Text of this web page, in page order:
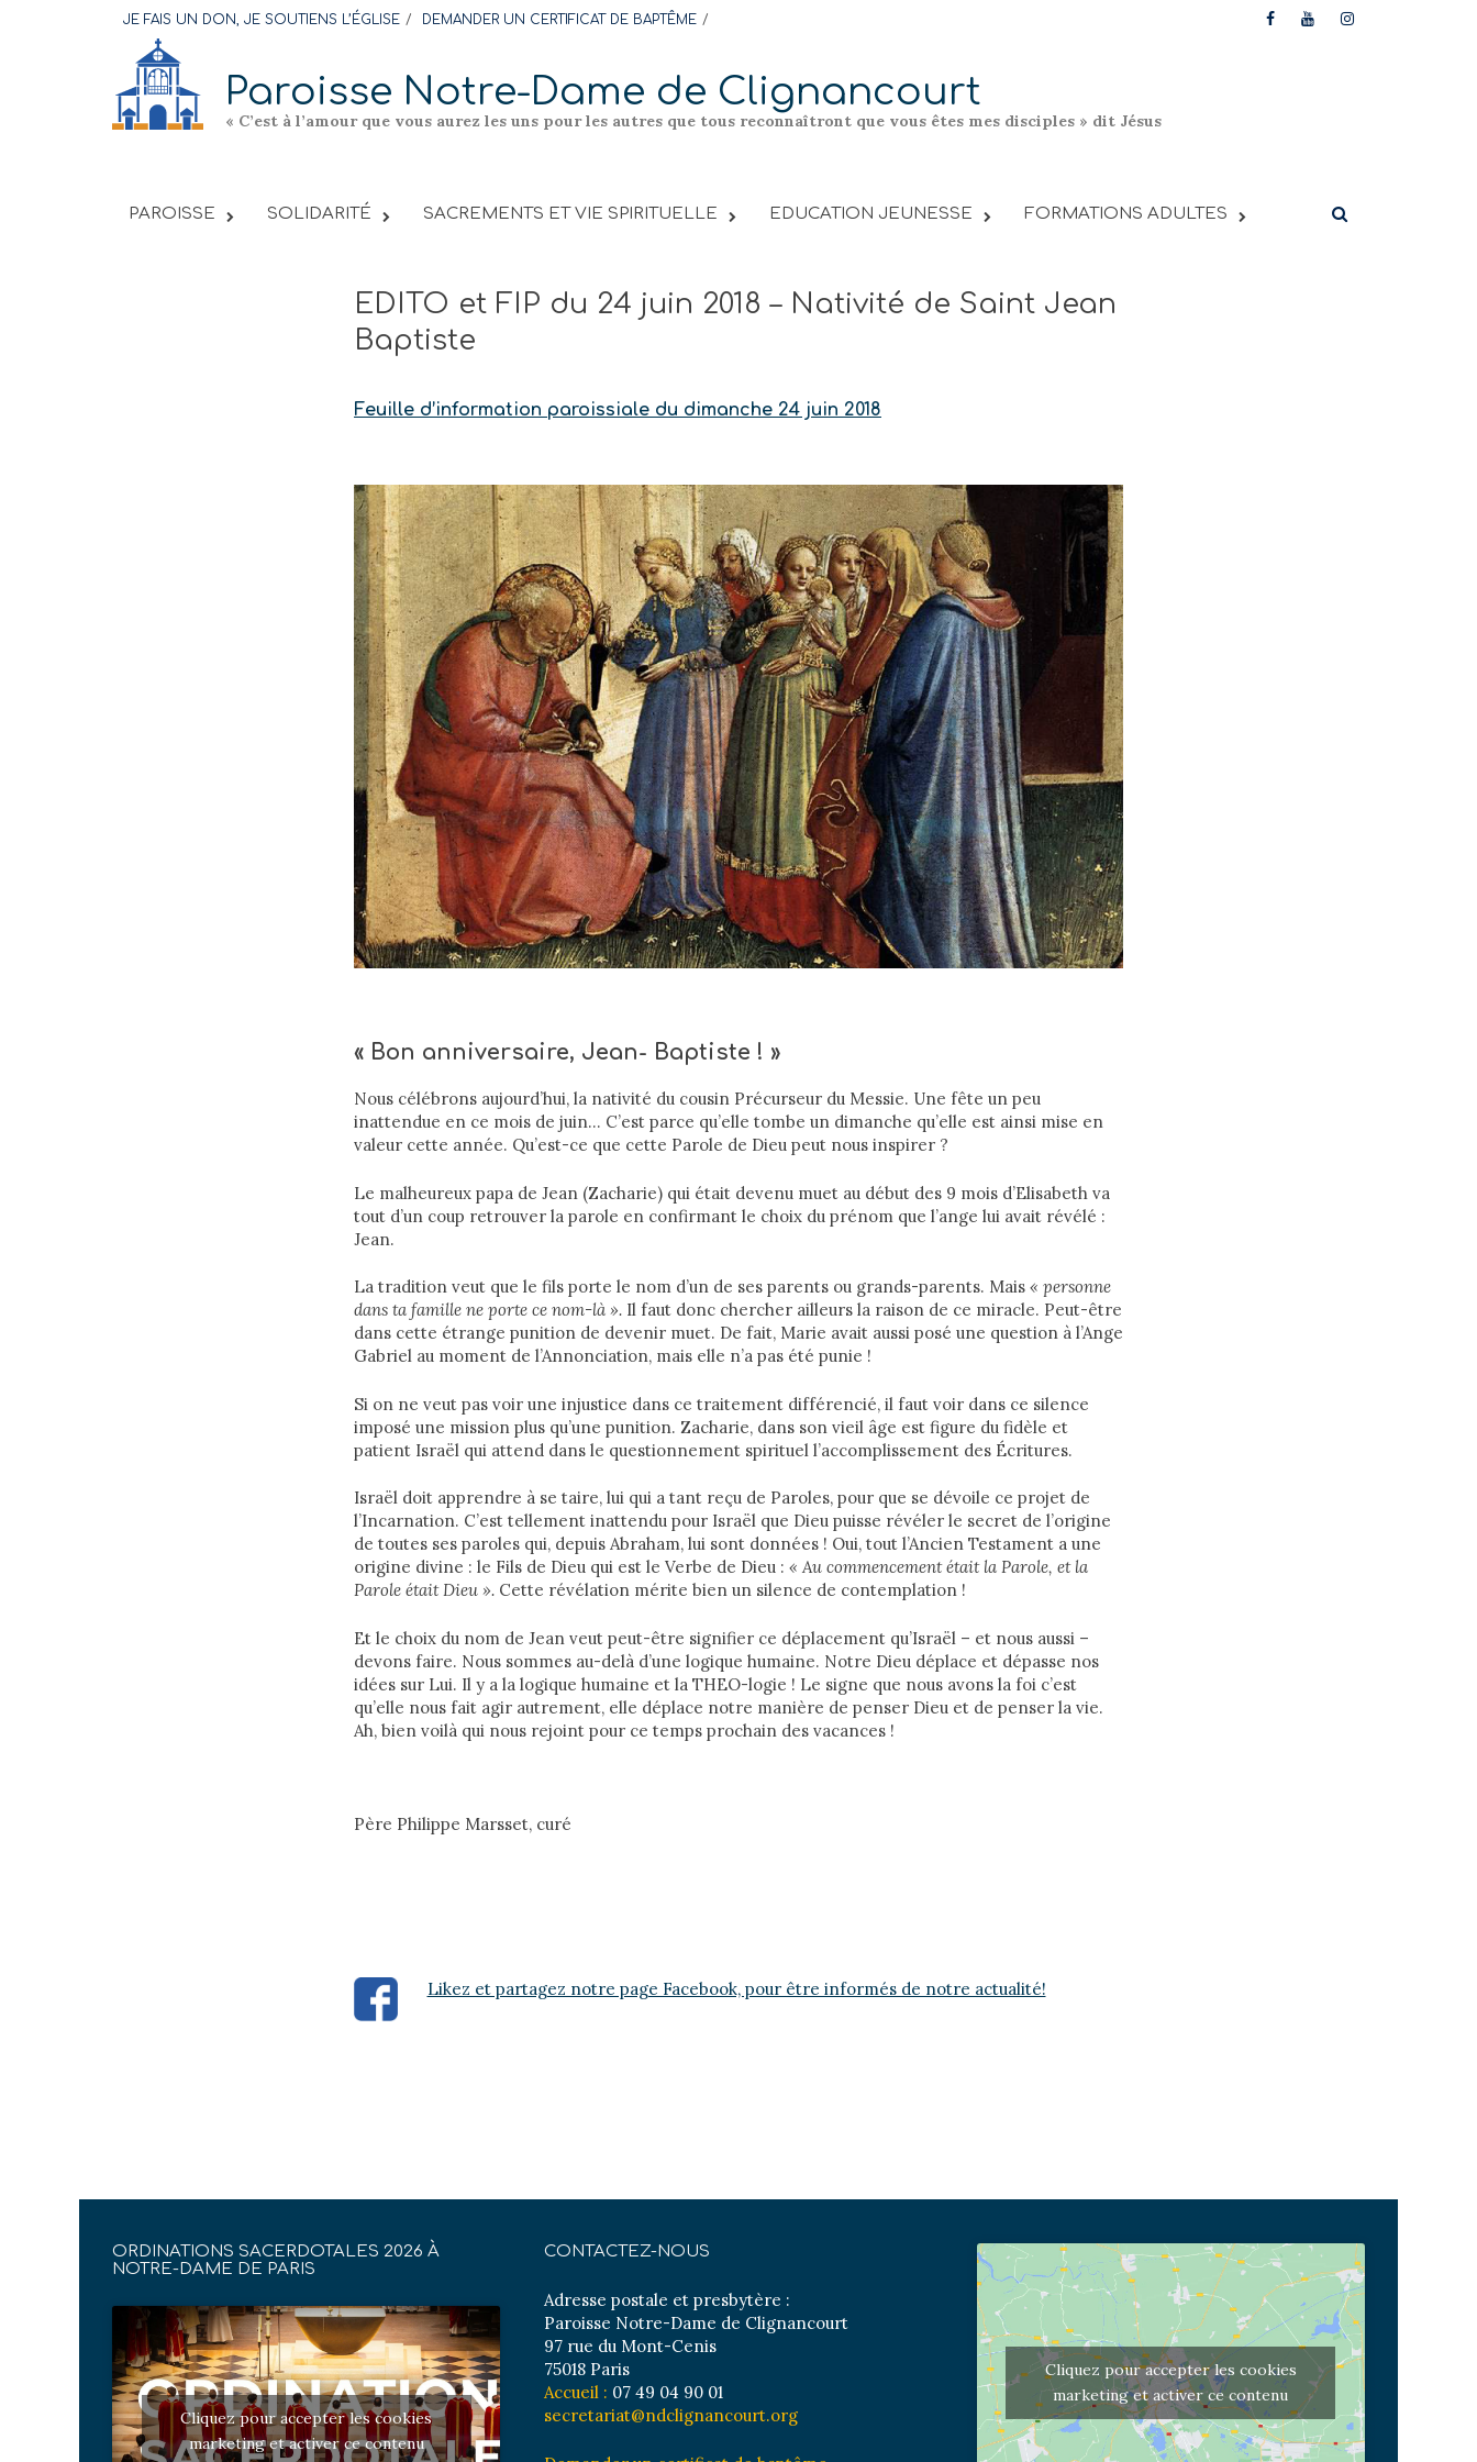
content
JE FAIS UN DON, JE SOUTIENS L’ÉGLISE DEMANDER UN CERTIFICAT DE BAPTÊME
Paroisse Notre-Dame de Clignancourt
« C’est à l’amour que vous aurez les uns pour les autres que tous reconnaîtront que vous êtes mes disciples » dit Jésus
PAROISSE SOLIDARITÉ SACREMENTS ET VIE SPIRITUELLE EDUCATION JEUNESSE FORMATIONS ADULTES
EDITO et FIP du 24 juin 2018 – Nativité de Saint Jean
Baptiste
Feuille d’information paroissiale du dimanche 24 juin 2018
« Bon anniversaire, Jean- Baptiste ! »
Nous célébrons aujourd’hui, la nativité du cousin Précurseur du Messie. Une fête un peu
inattendue en ce mois de juin… C’est parce qu’elle tombe un dimanche qu’elle est ainsi mise en
valeur cette année. Qu’est-ce que cette Parole de Dieu peut nous inspirer ?
Le malheureux papa de Jean (Zacharie) qui était devenu muet au début des 9 mois d’Elisabeth va
tout d’un coup retrouver la parole en confirmant le choix du prénom que l’ange lui avait révélé :
Jean.
La tradition veut que le fils porte le nom d’un de ses parents ou grands-parents. Mais « personne
dans ta famille ne porte ce nom-là ». Il faut donc chercher ailleurs la raison de ce miracle. Peut-être
dans cette étrange punition de devenir muet. De fait, Marie avait aussi posé une question à l’Ange
Gabriel au moment de l’Annonciation, mais elle n’a pas été punie !
Si on ne veut pas voir une injustice dans ce traitement différencié, il faut voir dans ce silence
imposé une mission plus qu’une punition. Zacharie, dans son vieil âge est figure du fidèle et
patient Israël qui attend dans le questionnement spirituel l’accomplissement des Écritures.
Israël doit apprendre à se taire, lui qui a tant reçu de Paroles, pour que se dévoile ce projet de
l’Incarnation. C’est tellement inattendu pour Israël que Dieu puisse révéler le secret de l’origine
de toutes ses paroles qui, depuis Abraham, lui sont données ! Oui, tout l’Ancien Testament a une
origine divine : le Fils de Dieu qui est le Verbe de Dieu : « Au commencement était la Parole, et la
Parole était Dieu ». Cette révélation mérite bien un silence de contemplation !
Et le choix du nom de Jean veut peut-être signifier ce déplacement qu’Israël – et nous aussi –
devons faire. Nous sommes au-delà d’une logique humaine. Notre Dieu déplace et dépasse nos
idées sur Lui. Il y a la logique humaine et la THEO-logie ! Le signe que nous avons la foi c’est
qu’elle nous fait agir autrement, elle déplace notre manière de penser Dieu et de penser la vie.
Ah, bien voilà qui nous rejoint pour ce temps prochain des vacances !
Père Philippe Marsset, curé
Likez et partagez notre page Facebook, pour être informés de notre actualité!
ORDINATIONS SACERDOTALES 2026 À
NOTRE-DAME DE PARIS
Cliquez pour accepter les cookies
marketing et activer ce contenu
CONTACTEZ-NOUS
Adresse postale et presbytère :
Paroisse Notre-Dame de Clignancourt
97 rue du Mont-Cenis
75018 Paris
Accueil : 07 49 04 90 01
secretariat@ndclignancourt.org
Cliquez pour accepter les cookies
marketing et activer ce contenu